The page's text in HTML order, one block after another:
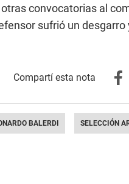
convocatorias al
sufrió un
BALERDI SELECCIÓN